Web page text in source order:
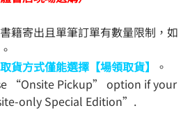
籍寄出且單筆訂單有數量限制，如
貨方式僅能選擇【場領取貨】
。
“Onsite Pickup” option if your
only Special Edition”.